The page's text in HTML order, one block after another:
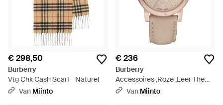
€ 298,50
Burberry
Vtg Chk Cash Scarf - Naturel
Van Miinto
€ 236
Burberry
Accessoires ,Roze ,Leer The
City Watch - Naturel
Van Miinto